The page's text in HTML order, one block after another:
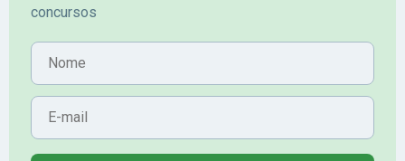
concursos
Nome
E-mail